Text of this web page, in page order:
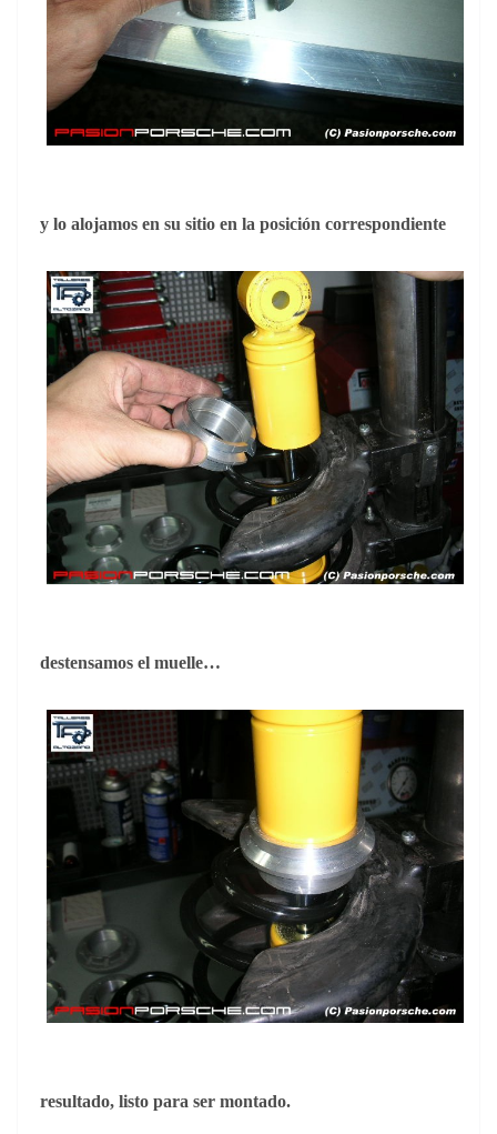
y lo alojamos en su sitio en la posición correspondiente
destensamos el muelle…
resultado, listo para ser montado.